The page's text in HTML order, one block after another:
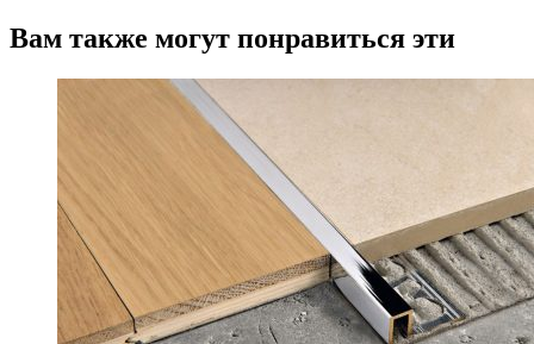
Вам также могут понравиться эти